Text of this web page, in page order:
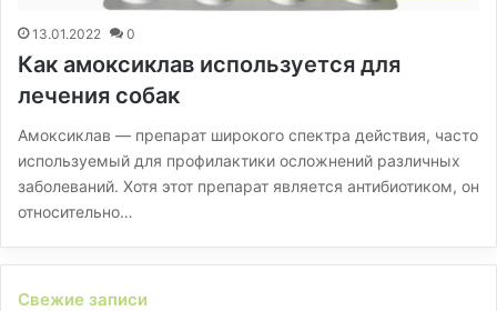
13.01.2022 0
Как амоксиклав используется для
лечения собак
Амоксиклав — препарат широкого спектра действия, часто
используемый для профилактики осложнений различных
заболеваний. Хотя этот препарат является антибиотиком, он
относительно…
Свежие записи